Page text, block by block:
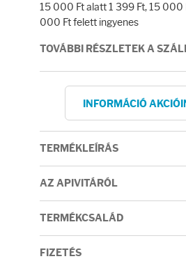
15 000 Ft alatt 1 399 Ft, 15 000
000 Ft felett ingyenes
TOVÁBBI RÉSZLETEK A
INFORMÁCIÓ
TERMÉKLEÍRÁS
AZ APIVITÁRÓL
TERMÉKCSALÁD
FIZETÉS
Napozás után